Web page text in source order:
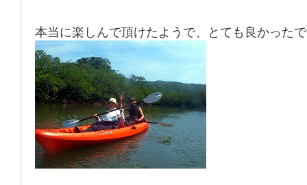
本当に楽しんで頂けたようで、とても良かった